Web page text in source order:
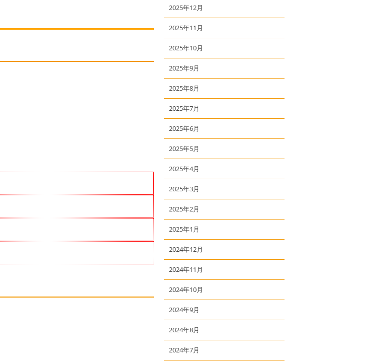
2025年12月
2025年11月
2025年10月
2025年9月
2025年8月
2025年7月
2025年6月
2025年5月
2025年4月
2025年3月
2025年2月
2025年1月
2024年12月
2024年11月
2024年10月
2024年9月
2024年8月
2024年7月